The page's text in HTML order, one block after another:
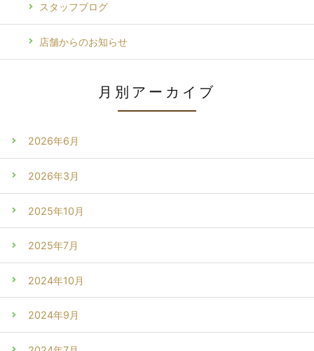
スタッフブログ
店舗からのお知らせ
月別アーカイブ
2026年6月
2026年3月
2025年10月
2025年7月
2024年10月
2024年9月